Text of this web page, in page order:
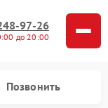
97-26
до 20:00
Позвонить